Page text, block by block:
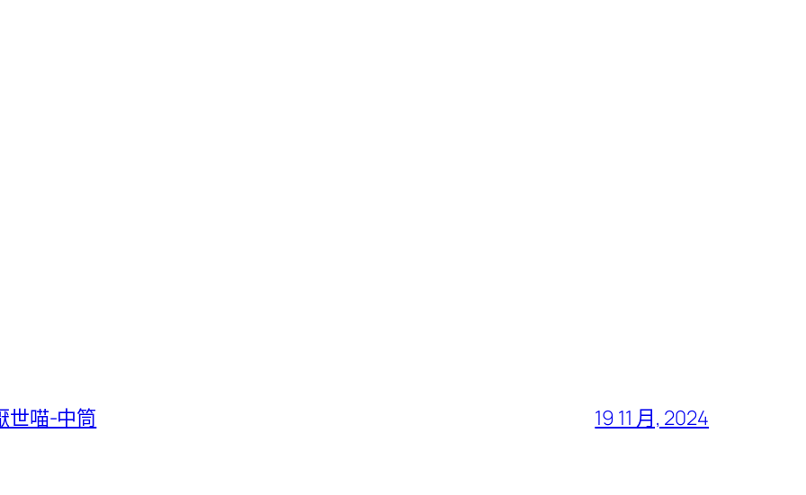
世喵-中筒 19 11 月, 2024